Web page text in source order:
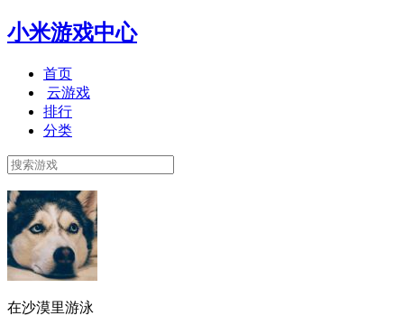
小米游戏中心
首页
云游戏
排行
分类
在沙漠里游泳